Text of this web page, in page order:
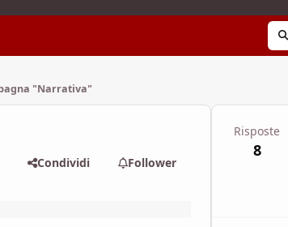
"Narrativa"
Condividi Follower
Risposte
8